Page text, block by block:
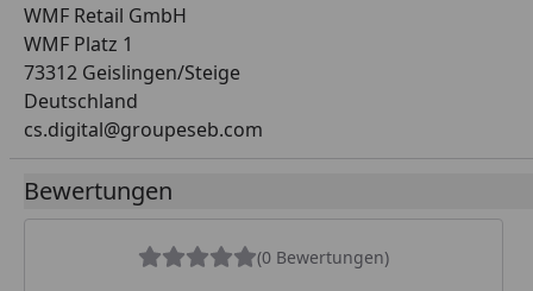
WMF Retail GmbH
WMF Platz 1
73312 Geislingen/Steige
Deutschland
cs.digital@groupeseb.com
Bewertungen
(0 Bewertungen)